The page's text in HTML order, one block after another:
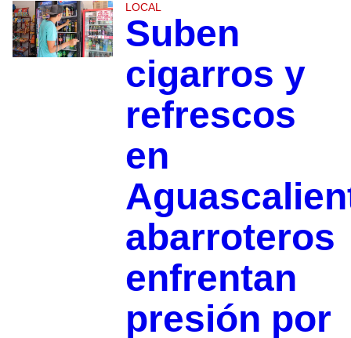
LOCAL
Suben
cigarros y
refrescos
en
abarroteros
enfrentan
presión por